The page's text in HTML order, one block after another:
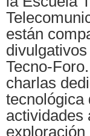
están
Tecno-
charlas
tecnológica
actividades